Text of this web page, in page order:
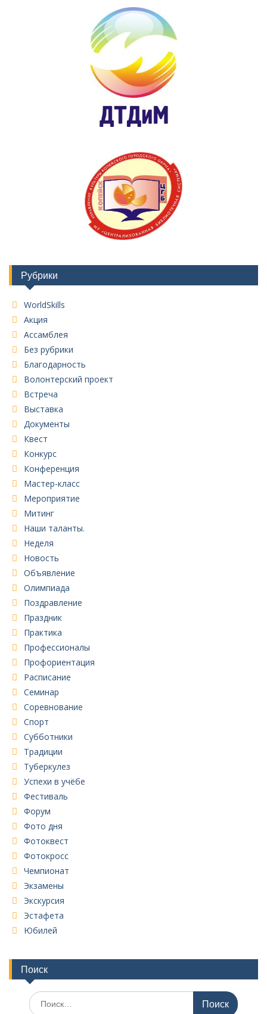
Рубрики
WorldSkills
Акция
Ассамблея
Без рубрики
Благодарность
Волонтерский проект
Встреча
Выставка
Документы
Квест
Конкурс
Конференция
Мастер-класс
Мероприятие
Митинг
Наши таланты.
Неделя
Новость
Объявление
Олимпиада
Поздравление
Праздник
Практика
Профессионалы
Профориентация
Расписание
Семинар
Соревнование
Спорт
Субботники
Традиции
Туберкулез
Успехи в учёбе
Фестиваль
Форум
Фото дня
Фотоквест
Фотокросс
Чемпионат
Экзамены
Экскурсия
Эстафета
Юбилей
Поиск
Поиск
по: